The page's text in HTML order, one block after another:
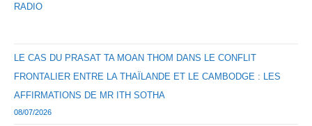
RADIO
LE CAS DU PRASAT TA MOAN THOM DANS LE CONFLIT
FRONTALIER ENTRE LA THAÏLANDE ET LE CAMBODGE : LES
AFFIRMATIONS DE MR ITH SOTHA
08/07/2026